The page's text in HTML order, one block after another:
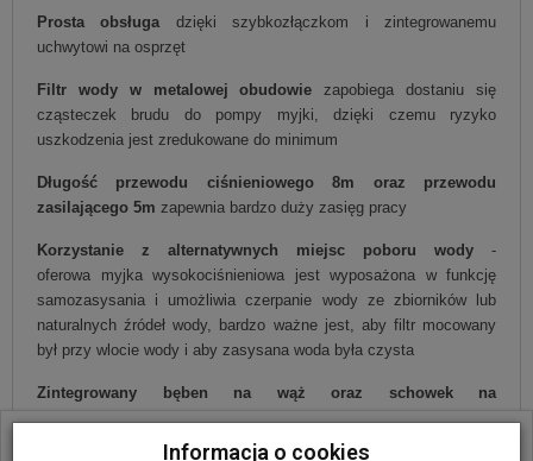
Prosta obsługa dzięki szybkozłączkom i zintegrowanemu
uchwytowi na osprzęt
Filtr wody w metalowej obudowie zapobiega dostaniu się
cząsteczek brudu do pompy myjki, dzięki czemu ryzyko
uszkodzenia jest zredukowane do minimum
Długość przewodu ciśnieniowego 8m oraz przewodu
zasilającego 5m zapewnia bardzo duży zasięg pracy
Korzystanie z alternatywnych miejsc poboru wody -
oferowa myjka wysokociśnieniowa jest wyposażona w funkcję
samozasysania i umożliwia czerpanie wody ze zbiorników lub
naturalnych źródeł wody, bardzo ważne jest, aby filtr mocowany
był przy wlocie wody i aby zasysana woda była czysta
Zintegrowany bęben na wąż oraz schowek na
przechowywanie w domu czy garażu
W ostatnich 30 dniach produktem interesuje się
Informacja o cookies